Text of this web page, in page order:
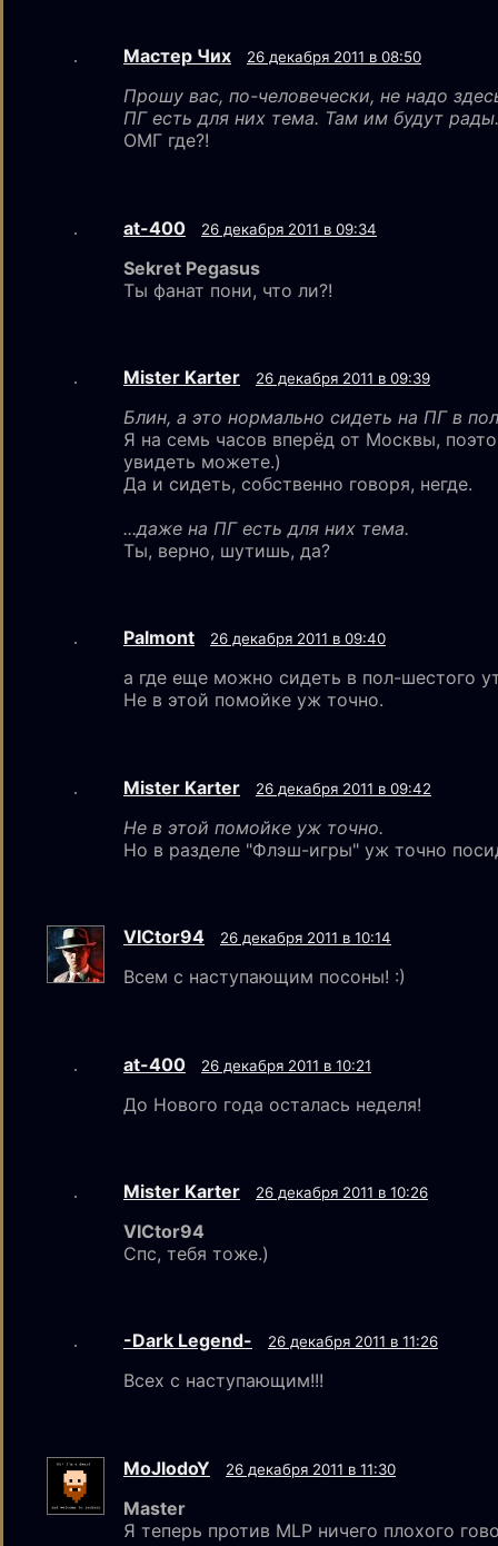
Мастер Чих 26 декабря 2011 в 08:50
Прошу вас, по-человечески, не надо
ПГ есть для них тема. Там им будут рады.
ОМГ где?!
at-400 26 декабря 2011 в 09:34
Sekret Pegasus
Ты фанат пони, что ли?!
Mister Karter 26 декабря 2011 в 09:39
Блин, а это нормально сидеть на ПГ в
Я на семь часов вперёд от Москвы,
увидеть можете.)
Да и сидеть, собственно говоря, негде.
...даже на ПГ есть для них тема.
Ты, верно, шутишь, да?
Palmont 26 декабря 2011 в 09:40
а где еще можно сидеть в пол-шестого
Не в этой помойке уж точно.
Mister Karter 26 декабря 2011 в 09:42
Не в этой помойке уж точно.
Но в разделе "Флэш-игры" уж точно
VICtor94 26 декабря 2011 в 10:14
Всем с наступающим посоны! :)
at-400 26 декабря 2011 в 10:21
До Нового года осталась неделя!
Mister Karter 26 декабря 2011 в 10:26
VICtor94
Спс, тебя тоже.)
-Dark Legend- 26 декабря 2011 в 11:26
Всех с наступающим!!!
MoJlodoY 26 декабря 2011 в 11:30
Mаster
Я теперь против MLP ничего плохого